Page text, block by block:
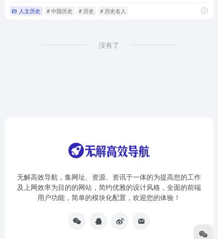
人文历史 # 中国历史 # 历史 # 历史名人
没有了
无解高效导航，集网址、资源、资讯于一体的为提高您的工作
及上网效率为目的的网站，简约优雅的设计风格，全面的前端
用户功能，简单的模块化配置，欢迎您的体验！